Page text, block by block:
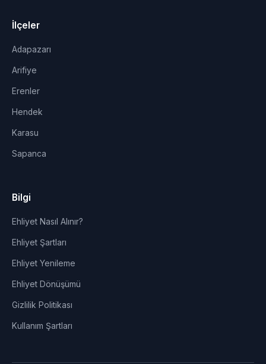
İlçeler
Adapazarı
Arifiye
Erenler
Hendek
Karasu
Sapanca
Bilgi
Ehliyet Nasıl Alınır?
Ehliyet Şartları
Ehliyet Yenileme
Ehliyet Dönüşümü
Gizlilik Politikası
Kullanım Şartları